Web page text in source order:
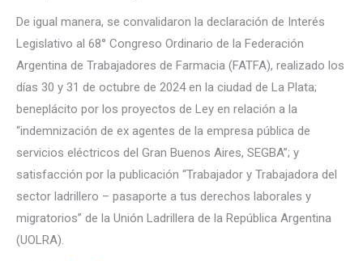
De igual manera, se convalidaron la declaración de Interés
Legislativo al 68° Congreso Ordinario de la Federación
Argentina de Trabajadores de Farmacia (FATFA), realizado los
días 30 y 31 de octubre de 2024 en la ciudad de La Plata;
beneplácito por los proyectos de Ley en relación a la
“indemnización de ex agentes de la empresa pública de
servicios eléctricos del Gran Buenos Aires, SEGBA”; y
satisfacción por la publicación “Trabajador y Trabajadora del
sector ladrillero – pasaporte a tus derechos laborales y
migratorios” de la Unión Ladrillera de la República Argentina
(UOLRA).